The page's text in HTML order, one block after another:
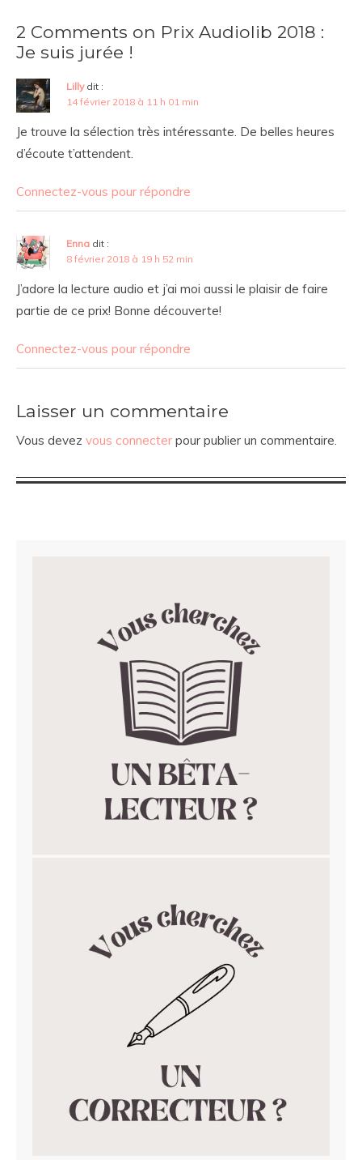
2 Comments on Prix Audiolib 2018 :
Je suis jurée !
Lilly dit :
14 février 2018 à 11 h 01 min
Je trouve la sélection très intéressante. De belles heures
d’écoute t’attendent.
Connectez-vous pour répondre
Enna dit :
8 février 2018 à 19 h 52 min
J’adore la lecture audio et j’ai moi aussi le plaisir de faire
partie de ce prix! Bonne découverte!
Connectez-vous pour répondre
Laisser un commentaire
Vous devez vous connecter pour publier un commentaire.